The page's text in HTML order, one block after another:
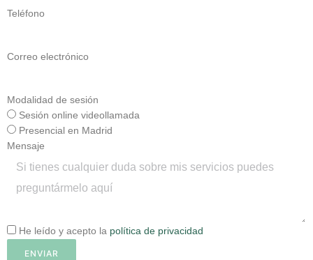
Teléfono
Correo electrónico
Modalidad de sesión
Sesión online videollamada
Presencial en Madrid
Mensaje
He leído y acepto la política de privacidad
ENVIAR